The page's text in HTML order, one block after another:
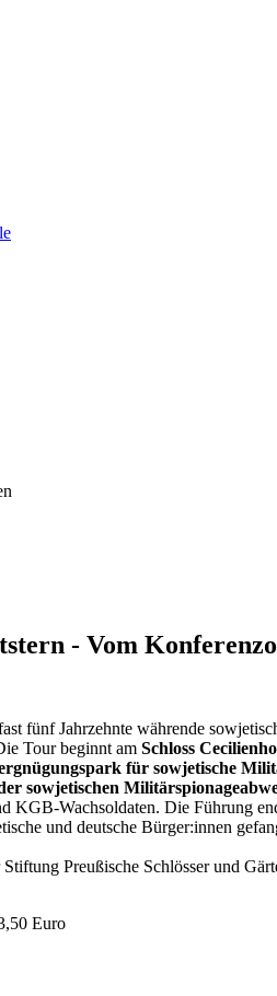
- Vom
fünf Jahrzehnte währende
Tour beginnt am Schloss
für sowjetische
sowjetischen
KGB-Wachsoldaten. Die Führung
und deutsche Bürger:innen
Preußische Schlösser und
Euro